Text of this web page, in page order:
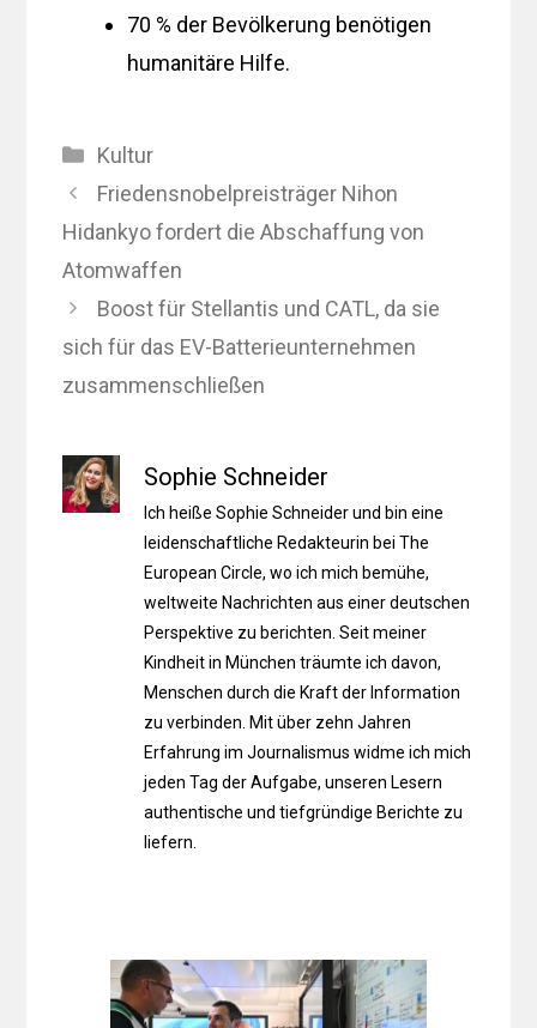
70 % der Bevölkerung benötigen
humanitäre Hilfe.
Kategorien
Kultur
Friedensnobelpreisträger Nihon
Hidankyo fordert die Abschaffung von
Atomwaffen
Boost für Stellantis und CATL, da sie
sich für das EV-Batterieunternehmen
zusammenschließen
Sophie Schneider
Ich heiße Sophie Schneider und bin eine
leidenschaftliche Redakteurin bei The
European Circle, wo ich mich bemühe,
weltweite Nachrichten aus einer deutschen
Perspektive zu berichten. Seit meiner
Kindheit in München träumte ich davon,
Menschen durch die Kraft der Information
zu verbinden. Mit über zehn Jahren
Erfahrung im Journalismus widme ich mich
jeden Tag der Aufgabe, unseren Lesern
authentische und tiefgründige Berichte zu
liefern.